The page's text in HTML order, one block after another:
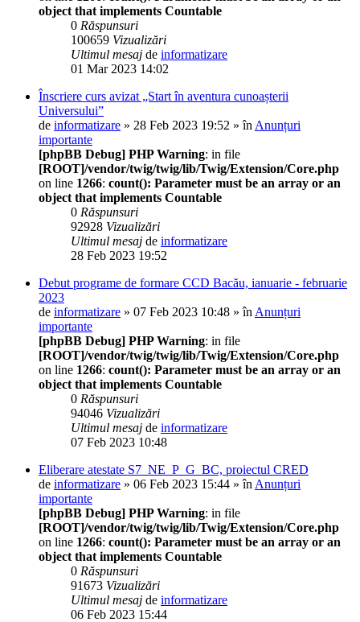
object that implements Countable
0 Răspunsuri
100659 Vizualizări
Ultimul mesaj de informatizare
01 Mar 2023 14:02
Înscriere curs avizat „Start în aventura cunoașterii
Universului”
de informatizare » 28 Feb 2023 19:52 » în Anunțuri
importante
[phpBB Debug] PHP Warning: in file
[ROOT]/vendor/twig/twig/lib/Twig/Extension/Core.php
on line 1266: count(): Parameter must be an array or an
object that implements Countable
0 Răspunsuri
92928 Vizualizări
Ultimul mesaj de informatizare
28 Feb 2023 19:52
Debut programe de formare CCD Bacău, ianuarie - februarie
2023
de informatizare » 07 Feb 2023 10:48 » în Anunțuri
importante
[phpBB Debug] PHP Warning: in file
[ROOT]/vendor/twig/twig/lib/Twig/Extension/Core.php
on line 1266: count(): Parameter must be an array or an
object that implements Countable
0 Răspunsuri
94046 Vizualizări
Ultimul mesaj de informatizare
07 Feb 2023 10:48
Eliberare atestate S7_NE_P_G_BC, proiectul CRED
de informatizare » 06 Feb 2023 15:44 » în Anunțuri
importante
[phpBB Debug] PHP Warning: in file
[ROOT]/vendor/twig/twig/lib/Twig/Extension/Core.php
on line 1266: count(): Parameter must be an array or an
object that implements Countable
0 Răspunsuri
91673 Vizualizări
Ultimul mesaj de informatizare
06 Feb 2023 15:44